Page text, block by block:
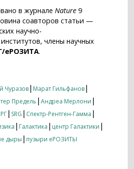
в журналеNature 9
соавторов статьи —
научно-
члены научных
eРОЗИТА.
гало Млечного Пути
Чуразов| Марат Гильфанов|
Предель |Андреа Мерлони |
| SRG | Спектр-Рентген-Гамма |
| Галактика | центр Галактики |
дыры | пузыри еРОЗИТЫ